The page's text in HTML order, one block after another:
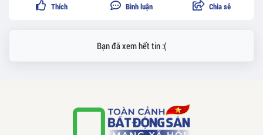
Thích Bình luận Chia sẻ
Bạn đã xem hết tin :(